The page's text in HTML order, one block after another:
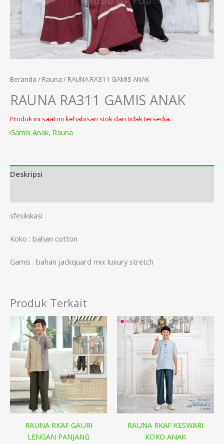
Beranda / Rauna / RAUNA RA311 GAMIS ANAK
RAUNA RA311 GAMIS ANAK
Produk ini saat ini kehabisan stok dan tidak tersedia.
Gamis Anak, Rauna
Deskripsi
sfesikikasi :
Koko : bahan cotton
Gamis : bahan jackquard mix luxury stretch
Produk Terkait
RAUNA RKAF GAURI
LENGAN PANJANG
RAUNA RKAF KESWARI
KOKO ANAK